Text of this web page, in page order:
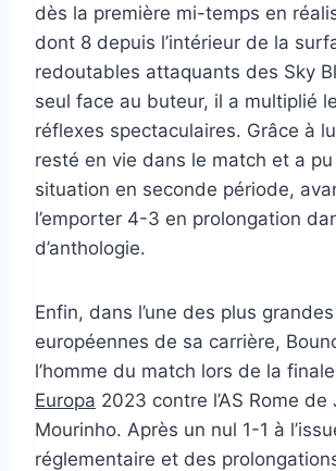
dès la première mi-temps en
dont 8 depuis l’intérieur de la
redoutables attaquants des Sky
seul face au buteur, il a multiplié
réflexes spectaculaires. Grâce à
resté en vie dans le match et a
situation en seconde période,
l’emporter 4-3 en prolongation
d’anthologie.
Enfin, dans l’une des plus
européennes de sa carrière,
l’homme du match lors de la
Europa 2023 contre l’AS Rome de
Mourinho. Après un nul 1-1 à
réglementaire et des